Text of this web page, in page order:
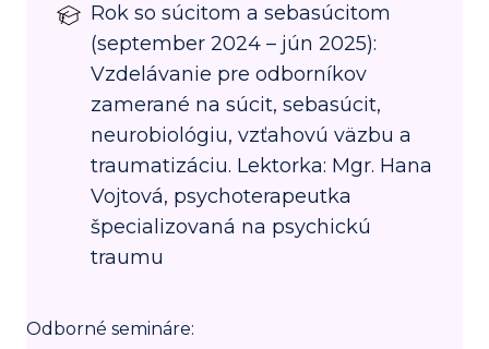
Rok so súcitom a sebasúcitom
(september 2024 – jún 2025):
Vzdelávanie pre odborníkov
zamerané na súcit, sebasúcit,
neurobiológiu, vzťahovú väzbu a
traumatizáciu. Lektorka: Mgr. Hana
Vojtová, psychoterapeutka
špecializovaná na psychickú
traumu
Odborné semináre: